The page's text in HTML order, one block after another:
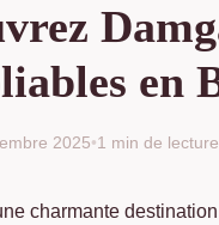
en
2025•1 min de lecture
charmante